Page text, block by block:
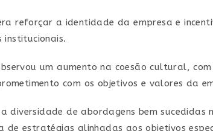
reforçar a identidade da empresa e
um aumento na coesão cultural,
com os objetivos e valores da
a diversidade de abordagens bemsucedidas
de estratégias alinhadas aos objetivos